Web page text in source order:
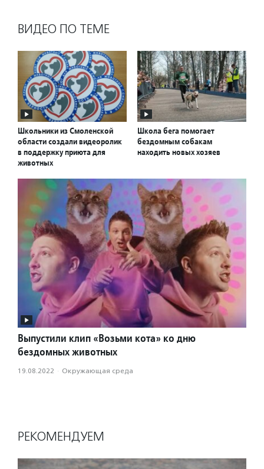
ВИДЕО ПО ТЕМЕ
Школьники из Смоленской
области создали видеоролик
в поддержку приюта для
животных
Школа бега помогает
бездомным собакам
находить новых хозяев
Выпустили клип «Возьми кота» ко дню
бездомных животных
19.08.2022 · Окружающая среда
РЕКОМЕНДУЕМ